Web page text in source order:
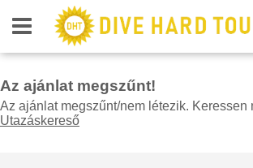
Az ajánlat megszűnt!
Az ajánlat megszűnt/nem létezik. Keressen
Utazáskereső